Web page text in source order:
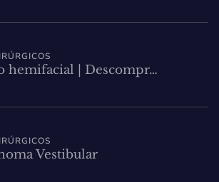
hemifacial | Descompr…
Vestibular